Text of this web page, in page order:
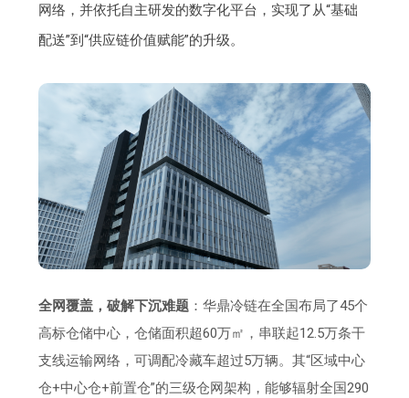
网络，并依托自主研发的数字化平台，实现了从“基础
配送”到“供应链价值赋能”的升级。
全网覆盖，破解下沉难题 ：华鼎冷链在全国布局了45个
高标仓储中心，仓储面积超60万㎡，串联起12.5万条干
支线运输网络，可调配冷藏车超过5万辆。其“区域中心
仓+中心仓+前置仓”的三级仓网架构，能够辐射全国290